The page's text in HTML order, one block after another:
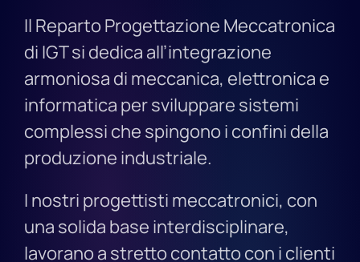
Il Reparto Progettazione Meccatronica
di IGT si dedica all’integrazione
armoniosa di meccanica, elettronica e
informatica per sviluppare sistemi
complessi che spingono i confini della
produzione industriale.
I nostri progettisti meccatronici, con
una solida base interdisciplinare,
lavorano a stretto contatto con i clienti